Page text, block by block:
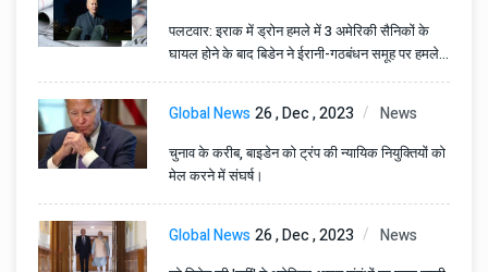
पलटवार: इराक में ड्रोन हमले में 3 अमेरिकी सैनिकों के
घायल होने के बाद बिडेन ने ईरानी-गठबंधन समूह पर हमले
का आदेश दिया - मध्य पूर्व में तनाव बढ़ रहा है
Global News26 , Dec , 2023 News
चुनाव के करीब, बाइडेन को ट्रंप की न्यायिक नियुक्तियों को
मेल करने में संघर्ष।
Global News26 , Dec , 2023 News